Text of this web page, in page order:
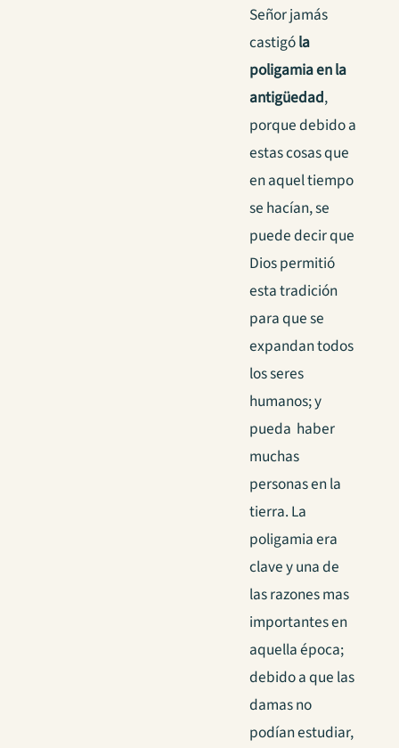
Señor jamás
castigóla
poligamia en la
antigüedad,
porque debido a
estas cosas que
en aquel tiempo
se hacían, se
puede decir que
Dios permitió
esta tradición
para que se
expandan todos
los seres
humanos; y
pueda haber
muchas
personas en la
tierra. La
poligamia era
clave y una de
las razones mas
importantes en
aquella época;
debido a que las
damas no
podían estudiar,